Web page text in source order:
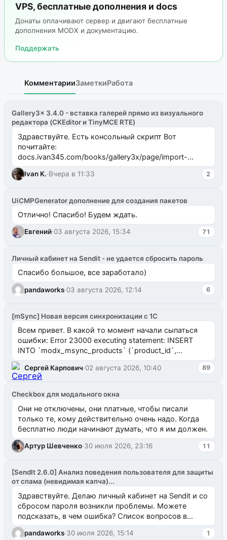
VPS, бесплатные дополнения и docs
Донаты оплачивают сервер и двигают бесплатные
дополнения MODX и документацию.
Поддержать
КомментарииЗаметкиРабота
Gallery3x 3.4.0 - вставка галерей прямо из визуального
редактора (CKEditor и TinyMCE RTE)
Здравствуйте. Есть консольный скрипт Вот
почитайте:
docs.ivan345.com/books/gallery3x/page/import-
ms2galleryphp
Ivan K.·Вчера в 11:33 2
UiCMPGenerator дополнение для создания пакетов
Отлично! Спасибо! Будем ждать.
Евгений·03 августа 2026, 15:34 71
Личный кабинет на Sendit - не удается сбросить пароль
Спасибо большое, все заработало)
pandaworks·03 августа 2026, 12:14 6
[mSync] Новая версия синхронизации с 1С
Всем привет. В какой то момент начали сыпаться
ошибки: Error 23000 executing statement: INSERT
INTO `modx_msync_products` (`product_id`,
`uuid_1c`) VALUES ...
Сергей Карпович·02 августа 2026, 10:40 89
Checkbox для модального окна
Они не отключены, они платные, чтобы писали
только те, кому действительно очень надо. Когда
бесплатно люди начинают думать, что я им должен.
Артур Шевченко·30 июля 2026, 23:16 11
[SendIt 2.6.0] Анализ поведения пользователя для защиты
от спама (невидимая капча)...
Здравствуйте. Делаю личный кабинет на Sendit и со
сбросом пароля возникли проблемы. Можете
подсказать, в чем ошибка? Список вопросов в
одноименном разделе на modx.pro пока пуст, и,...
pandaworks·30 июля 2026, 15:14 1